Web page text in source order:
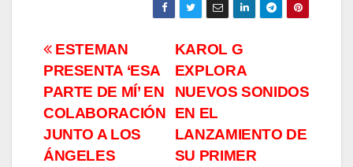
Navegación
de
entradas
KAROL G
EXPLORA
NUEVOS SONIDOS
EN EL
LANZAMIENTO DE
SU PRIMER
ESTEMAN
PRESENTA ‘ESA
PARTE DE MÍ’ EN
COLABORACIÓN
JUNTO A LOS
ÁNGELES